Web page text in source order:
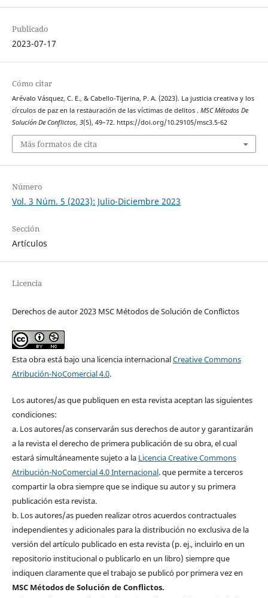
Publicado
2023-07-17
Cómo citar
Arévalo Vásquez, C. E., & Cabello-Tijerina, P. A. (2023). La justicia creativa y los
círculos de paz en la restauración de las víctimas de delitos . MSC Métodos De
Solución De Conflictos, 3(5), 49–72. https://doi.org/10.29105/msc3.5-62
Más formatos de cita
Número
Vol. 3 Núm. 5 (2023): Julio-Diciembre 2023
Sección
Artículos
Licencia
Derechos de autor 2023 MSC Métodos de Solución de Conflictos
Esta obra está bajo una licencia internacionalCreative Commons
Atribución-NoComercial 4.0.
Los autores/as que publiquen en esta revista aceptan las siguientes
condiciones:
a. Los autores/as conservarán sus derechos de autor y garantizarán
a la revista el derecho de primera publicación de su obra, el cual
estará simultáneamente sujeto a la Licencia Creative Commons
Atribución-NoComercial 4.0 Internacional. que permite a terceros
compartir la obra siempre que se indique su autor y su primera
publicación esta revista.
b. Los autores/as pueden realizar otros acuerdos contractuales
independientes y adicionales para la distribución no exclusiva de la
versión del artículo publicado en esta revista (p. ej., incluirlo en un
repositorio institucional o publicarlo en un libro) siempre que
indiquen claramente que el trabajo se publicó por primera vez en
MSC Métodos de Solución de Conflictos.